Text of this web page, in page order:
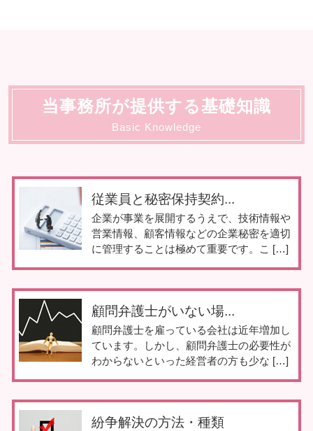
当事務所が提供する基礎知識
Basic Knowledge
従業員と秘密保持契約...
企業が事業を展開するうえで、技術情報や
営業情報、顧客情報などの企業秘密を適切
に管理することは極めて重要です。こ […]
顧問弁護士がいない場...
顧問弁護士を雇っている会社は近年増加し
ています。しかし、顧問弁護士の必要性が
わからないといった経営者の方も少な […]
紛争解決の方法・種類